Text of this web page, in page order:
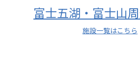
富士五湖・富士山
施設一覧はこちら